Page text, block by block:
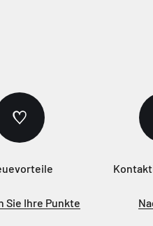
Sie Ihre Punkte